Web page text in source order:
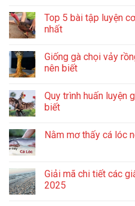
Top 5 bài tập luyện
nhất
Giống gà chọi vảy
nên biết
Quy trình huấn luyện
biết
Nằm mơ thấy cá lóc
Giải mã chi tiết các
2025